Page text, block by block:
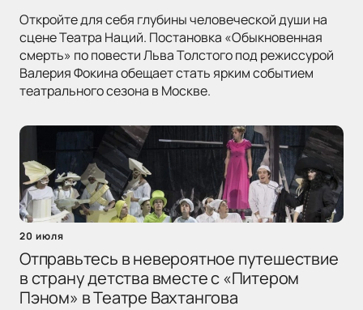
Откройте для себя глубины человеческой души на
сцене Театра Наций. Постановка «Обыкновенная
смерть» по повести Льва Толстого под режиссурой
Валерия Фокина обещает стать ярким событием
театрального сезона в Москве.
20 июля
Отправьтесь в невероятное путешествие
в страну детства вместе с «Питером
Пэном» в Театре Вахтангова